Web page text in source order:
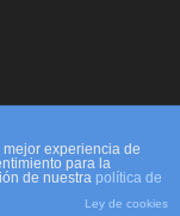
Marketing Online y
experiencia de
para la
de nuestra política de
Ley de cookies